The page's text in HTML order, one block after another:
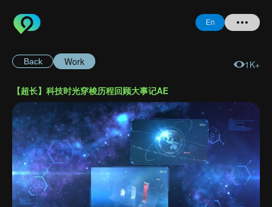
En
Login
Register
Back Work 1K+
【超长】科技时光穿梭历程回顾大事记AE